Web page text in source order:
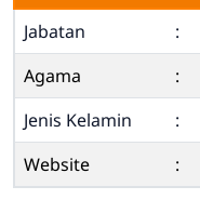
Jabatan
:
Agama
:
Jenis Kelamin
:
Website
: